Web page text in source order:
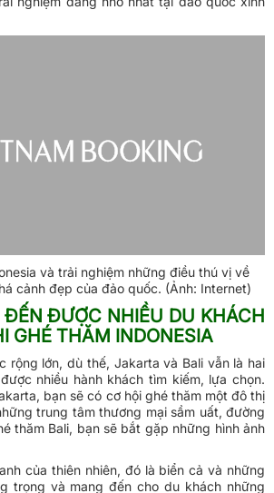
và trải nghiệm những điều thú vị về
cảnh đẹp của đảo quốc. (Ảnh: Internet)
ĐƯỢC NHIỀU DU KHÁCH
GHÉ THĂM INDONESIA
rộng lớn, dù thế, Jakarta và Bali vẫn là hai
nhiều hành khách tìm kiếm, lựa chọn.
bạn sẽ có cơ hội ghé thăm một đô thị
trung tâm thương mại sầm uất, đường
thăm Bali, bạn sẽ bắt gặp những hình ảnh
của thiên nhiên, đó là biển cả và những
trọng và mang đến cho du khách những